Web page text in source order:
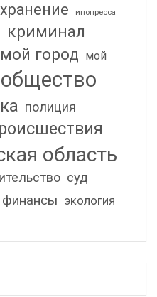
инопресса
криминал
мой город мой
общество
полиция
область
суд
финансы экология